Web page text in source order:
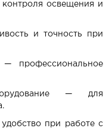
освещения и
и точность при
профессиональное
— для
при работе с